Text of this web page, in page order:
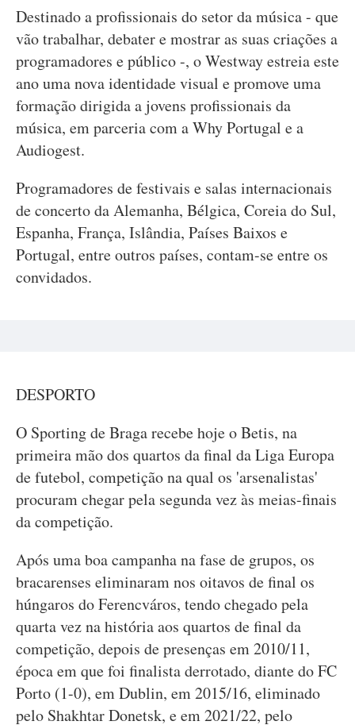
Destinado a profissionais do setor da música - que
vão trabalhar, debater e mostrar as suas criações a
programadores e público -, o Westway estreia este
ano uma nova identidade visual e promove uma
formação dirigida a jovens profissionais da
música, em parceria com a Why Portugal e a
Audiogest.
Programadores de festivais e salas internacionais
de concerto da Alemanha, Bélgica, Coreia do Sul,
Espanha, França, Islândia, Países Baixos e
Portugal, entre outros países, contam-se entre os
convidados.
DESPORTO
O Sporting de Braga recebe hoje o Betis, na
primeira mão dos quartos da final da Liga Europa
de futebol, competição na qual os 'arsenalistas'
procuram chegar pela segunda vez às meias-finais
da competição.
Após uma boa campanha na fase de grupos, os
bracarenses eliminaram nos oitavos de final os
húngaros do Ferencváros, tendo chegado pela
quarta vez na história aos quartos de final da
competição, depois de presenças em 2010/11,
época em que foi finalista derrotado, diante do FC
Porto (1-0), em Dublin, em 2015/16, eliminado
pelo Shakhtar Donetsk, e em 2021/22, pelo